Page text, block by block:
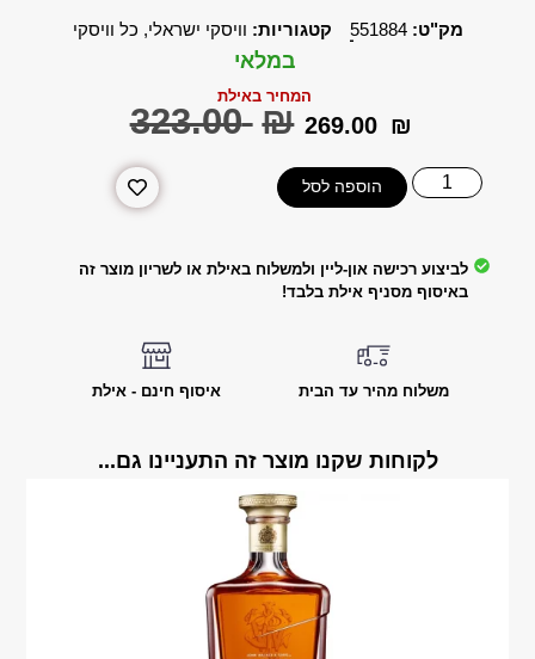
מק"ט:551884 קטגוריות: וויסקי ישראלי, כל וויסקי
במלאי
המחיר באילת
‎323.00 ₪ ‎269.00 ₪
הוספה לסל
לביצוע רכישה און-ליין ולמשלוח באילת או לשריון מוצר זה
באיסוף מסניף אילת בלבד!
משלוח מהיר עד הבית איסוף חינם - אילת
לקוחות שקנו מוצר זה התעניינו גם...